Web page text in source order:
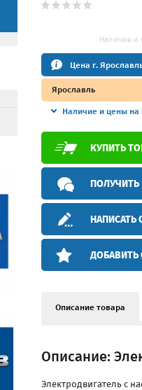
Наличие и
Цена г.
Ярославль
Наличие и цены на
КУПИТЬ
ПОЛУЧИТЬ
НАПИСАТЬ
ДОБАВИТЬ
Описание товара
Описание:
Электродвигатель с